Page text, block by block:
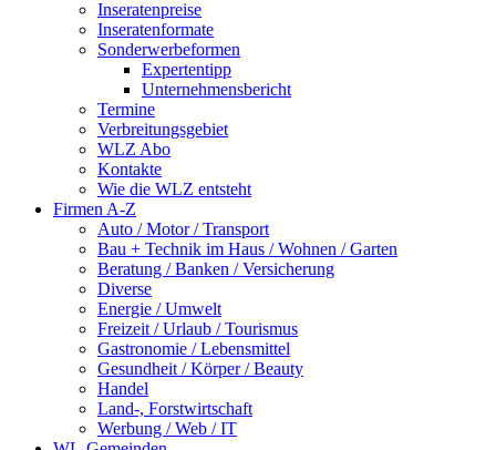
Inseratenpreise
Inseratenformate
Sonderwerbeformen
Expertentipp
Unternehmensbericht
Termine
Verbreitungsgebiet
WLZ Abo
Kontakte
Wie die WLZ entsteht
Firmen A-Z
Auto / Motor / Transport
Bau + Technik im Haus / Wohnen / Garten
Beratung / Banken / Versicherung
Diverse
Energie / Umwelt
Freizeit / Urlaub / Tourismus
Gastronomie / Lebensmittel
Gesundheit / Körper / Beauty
Handel
Land-, Forstwirtschaft
Werbung / Web / IT